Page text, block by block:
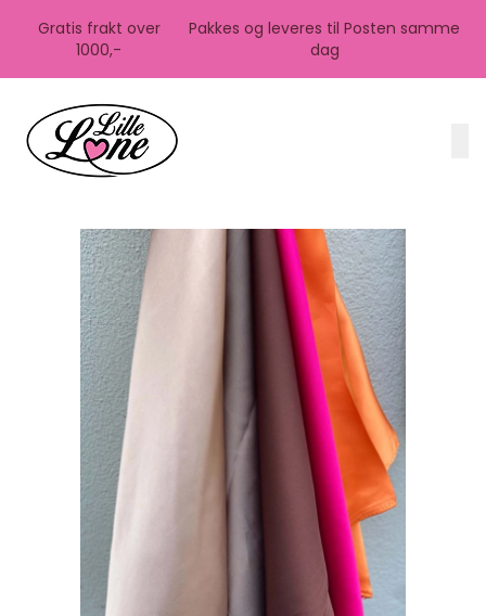
Gratis frakt over
1000,-
Pakkes og leveres til Posten samme
dag